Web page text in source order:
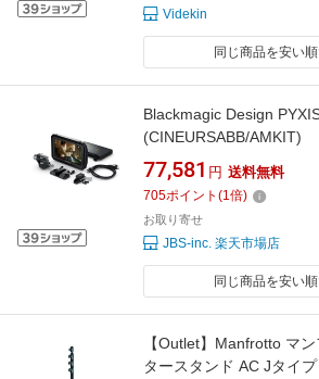
Videkin
同じ商品を安い
Blackmagic Design
(CINEURSABB/AMKIT)
77,581 円 送料無料
705ポイント (1倍)
お取り寄せ
JBS-inc. 楽天市場店
同じ商品を安い
【Outlet】Manfrotto マ
タースタンド AC Jタイ